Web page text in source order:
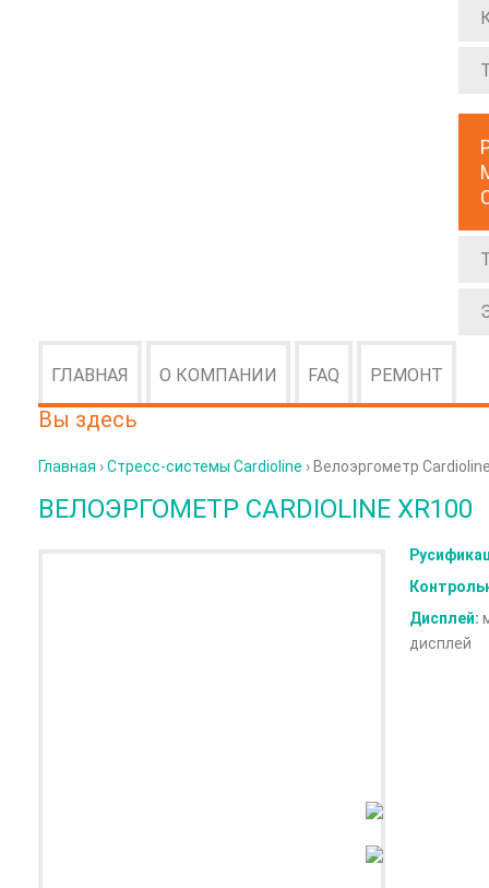
ГЛАВНАЯ О КОМПАНИИ FAQ РЕМОНТ
Вы здесь
Главная ›Стресс-системы Cardioline › Велоэргометр
ВЕЛОЭРГОМЕТР CARDIOLINE XR100
Дисплей:
дисплей